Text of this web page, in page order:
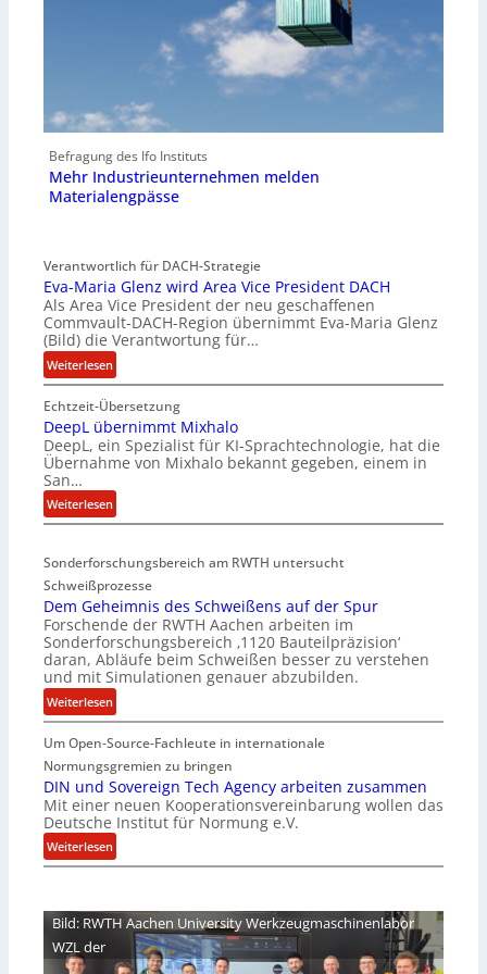
Befragung des Ifo Instituts
Mehr Industrieunternehmen melden
Materialengpässe
Verantwortlich für DACH-Strategie
Eva-Maria Glenz wird Area Vice President DACH
Als Area Vice President der neu geschaffenen
Commvault-DACH-Region übernimmt Eva-Maria Glenz
(Bild) die Verantwortung für…
Weiterlesen:
E
v
a
-
M
a
r
i
G
l
e
n
z
w
i
r
d
r
e
a
V
i
P
e
Echtzeit-Übersetzung
DeepL übernimmt Mixhalo
DeepL, ein Spezialist für KI-Sprachtechnologie, hat die
Übernahme von Mixhalo bekannt gegeben, einem in
San…
Weiterlesen:
D
e
p
L
ü
b
e
r
n
m
m
t
M
i
x
l
Sonderforschungsbereich am RWTH untersucht
Schweißprozesse
Dem Geheimnis des Schweißens auf der Spur
Forschende der RWTH Aachen arbeiten im
Sonderforschungsbereich ‚1120 Bauteilpräzision‘
daran, Abläufe beim Schweißen besser zu verstehen
und mit Simulationen genauer abzubilden.
Weiterlesen:
D
e
m
G
e
e
i
i
d
Um Open-Source-Fachleute in internationale
Normungsgremien zu bringen
DIN und Sovereign Tech Agency arbeiten zusammen
Mit einer neuen Kooperationsvereinbarung wollen das
Deutsche Institut für Normung e.V.
Weiterlesen:
D
N
u
d
Bild: RWTH Aachen University Werkzeugmaschinenlabor
WZL der